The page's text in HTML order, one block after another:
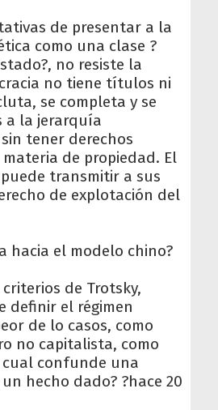
de presentar a la
como una clase ?
no resiste la
no tiene títulos ni
se completa y se
a la jerarquía
tener derechos
de propiedad. El
transmitir a sus
de explotación del
hacia el modelo chino?
de Trotsky,
definir el régimen
de lo casos, como
no capitalista, como
confunde una
hecho dado? ?hace 20